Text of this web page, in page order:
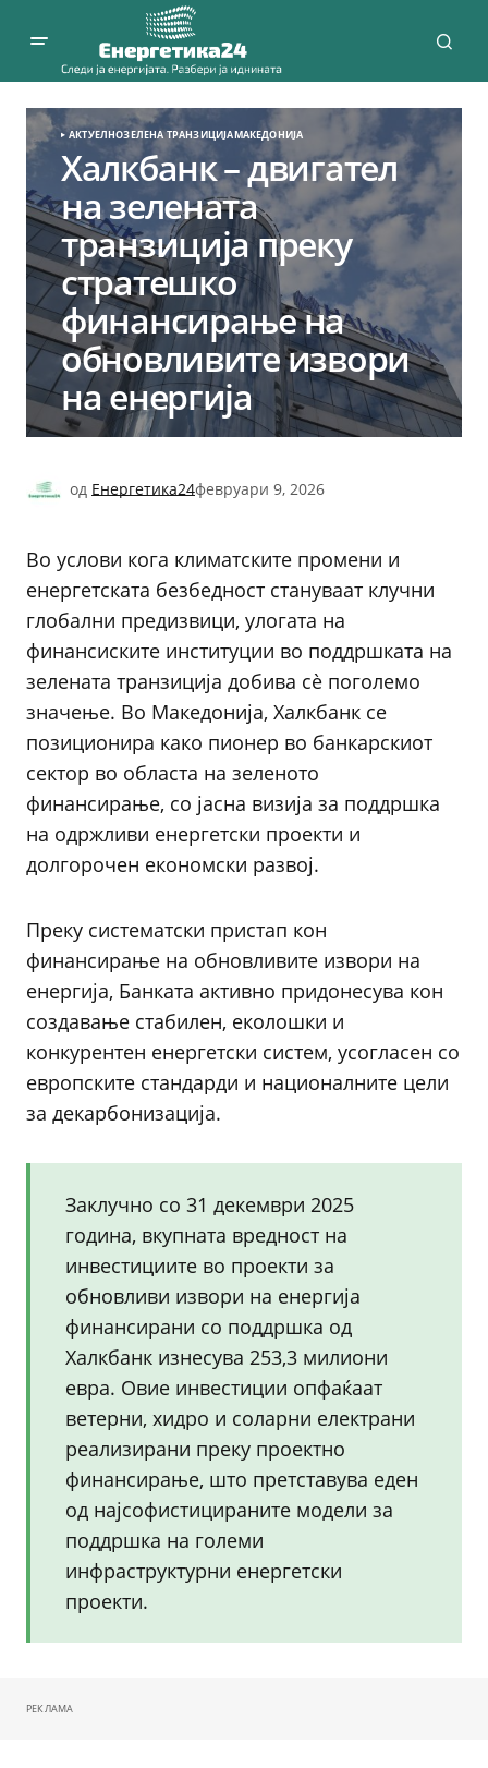
АКТУЕЛНОЗЕЛЕНА ТРАНЗИЦИЈАМАКЕДОНИЈА
Халкбанк – двигател
на зелената
транзиција преку
стратешко
финансирање на
обновливите извори
на енергија
од Енергетика24февруари 9, 2026
Во услови кога климатските промени и
енергетската безбедност стануваат клучни
глобални предизвици, улогата на
финансиските институции во поддршката на
зелената транзиција добива сè поголемо
значење. Во Македонија, Халкбанк се
позиционира како пионер во банкарскиот
сектор во областа на зеленото
финансирање, со јасна визија за поддршка
на одржливи енергетски проекти и
долгорочен економски развој.
Преку систематски пристап кон
финансирање на обновливите извори на
енергија, Банката активно придонесува кон
создавање стабилен, еколошки и
конкурентен енергетски систем, усогласен со
европските стандарди и националните цели
за декарбонизација.
Заклучно со 31 декември 2025
година, вкупната вредност на
инвестициите во проекти за
обновливи извори на енергија
финансирани со поддршка од
Халкбанк изнесува 253,3 милиони
евра. Овие инвестиции опфаќаат
ветерни, хидро и соларни електрани
реализирани преку проектно
финансирање, што претставува еден
од најсофистицираните модели за
поддршка на големи
инфраструктурни енергетски
проекти.
РЕКЛАМА